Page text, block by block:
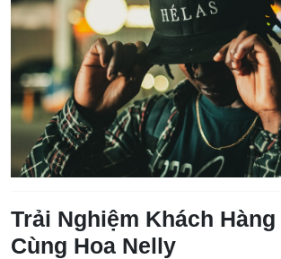
Trải Nghiệm Khách
Cùng Hoa Nelly